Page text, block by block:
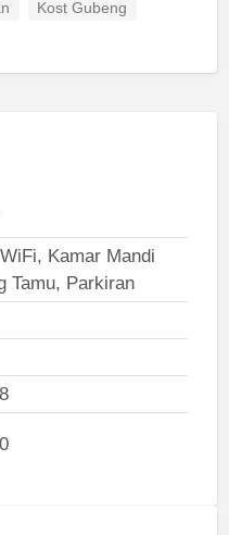
Kost Gubeng
Kamar Mandi
Tamu, Parkiran